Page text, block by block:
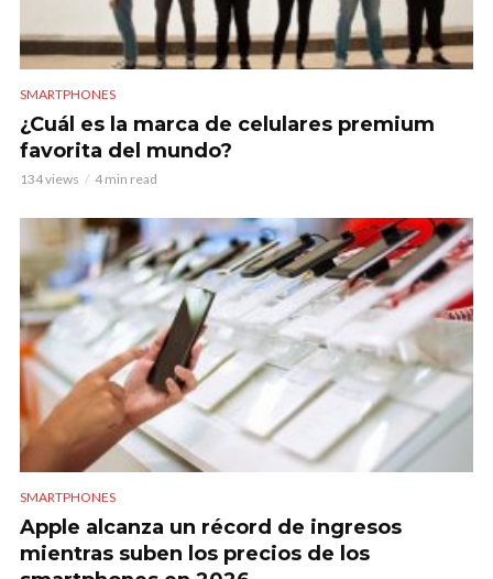
SMARTPHONES
¿Cuál es la marca de celulares premium
favorita del mundo?
134 views 4 min read
SMARTPHONES
Apple alcanza un récord de ingresos
mientras suben los precios de los